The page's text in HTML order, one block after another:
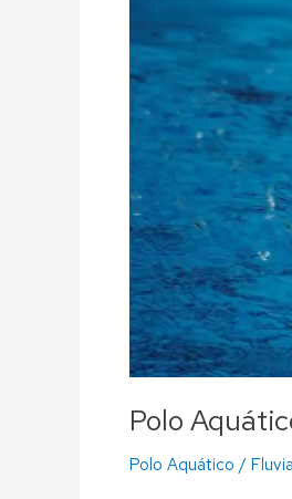
Polo
Polo Aquático /